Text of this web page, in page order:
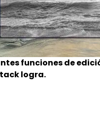
funciones de
logra.